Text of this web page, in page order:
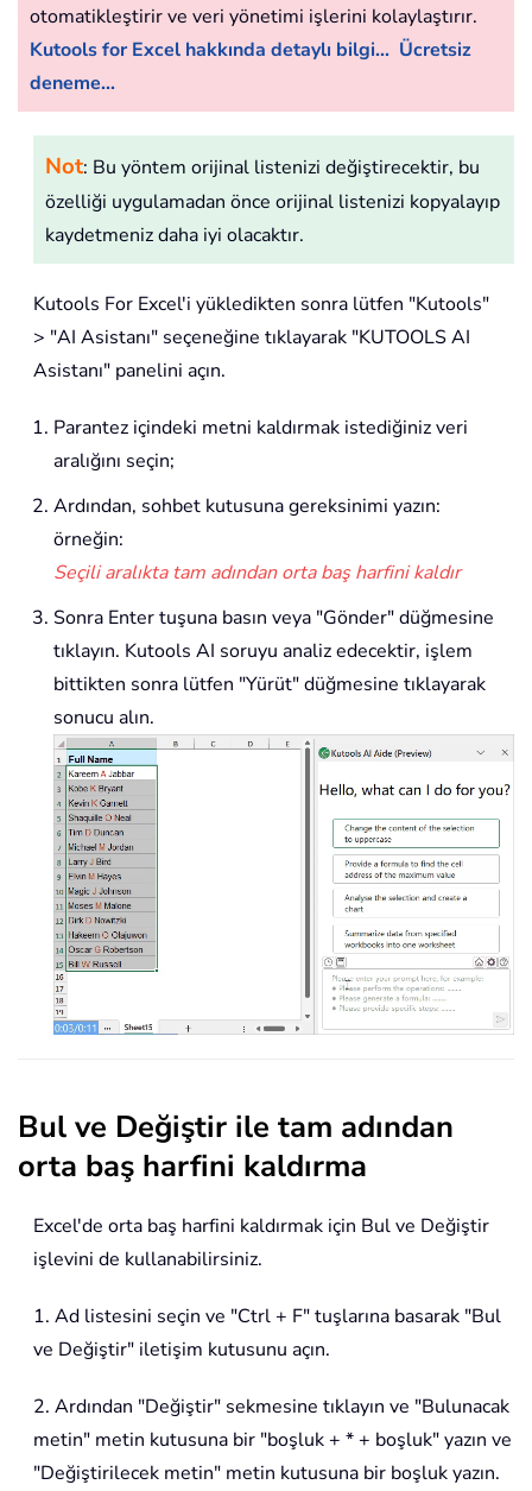
otomatikleştirir ve veri yönetimi işlerini kolaylaştırır.
Kutools for Excel hakkında detaylı bilgi... Ücretsiz
deneme...
Not: Bu yöntem orijinal listenizi değiştirecektir, bu
özelliği uygulamadan önce orijinal listenizi kopyalayıp
kaydetmeniz daha iyi olacaktır.
Kutools For Excel'i yükledikten sonra lütfen "Kutools"
> "AI Asistanı" seçeneğine tıklayarak "KUTOOLS AI
Asistanı" panelini açın.
Parantez içindeki metni kaldırmak istediğiniz veri
aralığını seçin;
Ardından, sohbet kutusuna gereksinimi yazın:
örneğin:
Seçili aralıkta tam adından orta baş harfini kaldır
Sonra Enter tuşuna basın veya "Gönder" düğmesine
tıklayın. Kutools AI soruyu analiz edecektir, işlem
bittikten sonra lütfen "Yürüt" düğmesine tıklayarak
sonucu alın.
Bul ve Değiştir ile tam adından
orta baş harfini kaldırma
Excel'de orta baş harfini kaldırmak için Bul ve Değiştir
işlevini de kullanabilirsiniz.
1. Ad listesini seçin ve "Ctrl + F" tuşlarına basarak "Bul
ve Değiştir" iletişim kutusunu açın.
2. Ardından "Değiştir" sekmesine tıklayın ve "Bulunacak
metin" metin kutusuna bir "boşluk + * + boşluk" yazın ve
"Değiştirilecek metin" metin kutusuna bir boşluk yazın.